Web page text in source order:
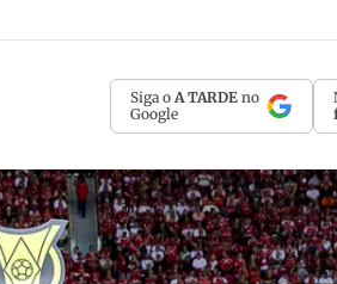
Siga o A TARDE no
Google